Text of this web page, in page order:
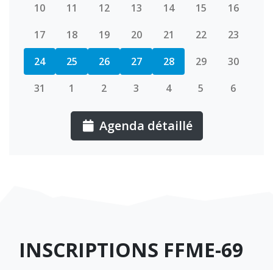
10
11 12 13 14 15
16
17
18 19 20 21 22
23
24
25 26 27 28 29
30
31
1 2 3 4 5 6
Agenda détaillé
INSCRIPTIONS FFME-69